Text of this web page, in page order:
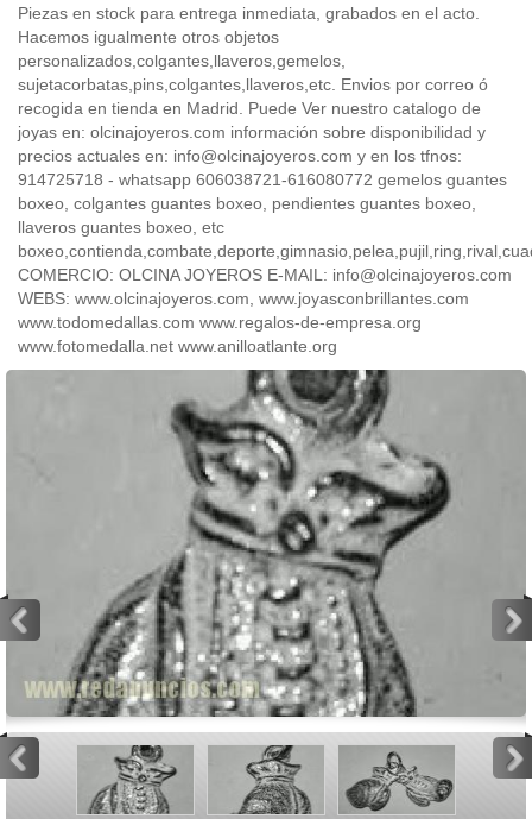
Piezas en stock para entrega inmediata, grabados en el acto.
Hacemos igualmente otros objetos
personalizados,colgantes,llaveros,gemelos,
sujetacorbatas,pins,colgantes,llaveros,etc. Envios por correo ó
recogida en tienda en Madrid. Puede Ver nuestro catalogo de
joyas en: olcinajoyeros.com información sobre disponibilidad y
precios actuales en: info@olcinajoyeros.com y en los tfnos:
914725718 - whatsapp 606038721-616080772 gemelos guantes
boxeo, colgantes guantes boxeo, pendientes guantes boxeo,
llaveros guantes boxeo, etc
COMERCIO: OLCINA JOYEROS E-MAIL: info@olcinajoyeros.com
WEBS: www.olcinajoyeros.com, www.joyasconbrillantes.com
www.todomedallas.com www.regalos-de-empresa.org
www.fotomedalla.net www.anilloatlante.org